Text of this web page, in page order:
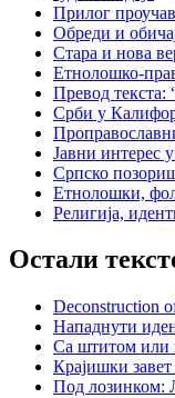
Прилог
Обреди и
Стара и нова
Етнолошко-
Превод
Срби у
Јавни интерес
Српско
Етнолошки,
Религија,
Остали
Deconstruction
Нападнути
Са штитом или
Крајишки
Под лозинком: